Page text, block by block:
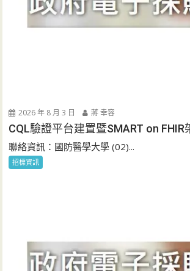
2026 年 8 月 3 日 蔣 幸容
CQL驗證平台建置暨SMART on FHIR
聯絡資訊：國防醫學大學 (02)...
招標資訊